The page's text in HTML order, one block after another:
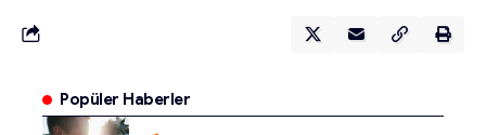
Popüler Haberler